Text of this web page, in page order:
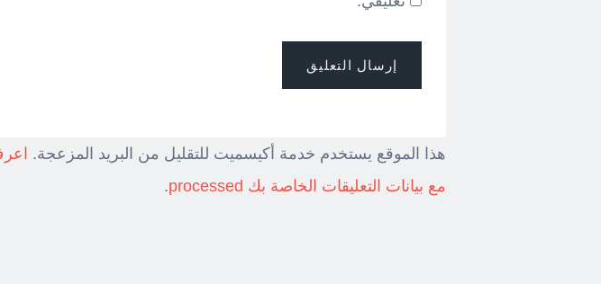
هذا الموقع يستخدم خدمة أكيسميت للتقليل من البريد المزعجة.
مع بيانات التعليقات الخاصة بك processed
.